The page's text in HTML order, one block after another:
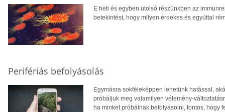
E heti és egyben utolsó részünkben az
betekintést, hogy milyen érdekes és egyúttal
Perifériás befolyásolás
Egymásra sokféleképpen lehetünk hatással,
próbáljuk meg valamilyen vélemény-
ha minket próbálnak befolyásolni, fontos, hogy